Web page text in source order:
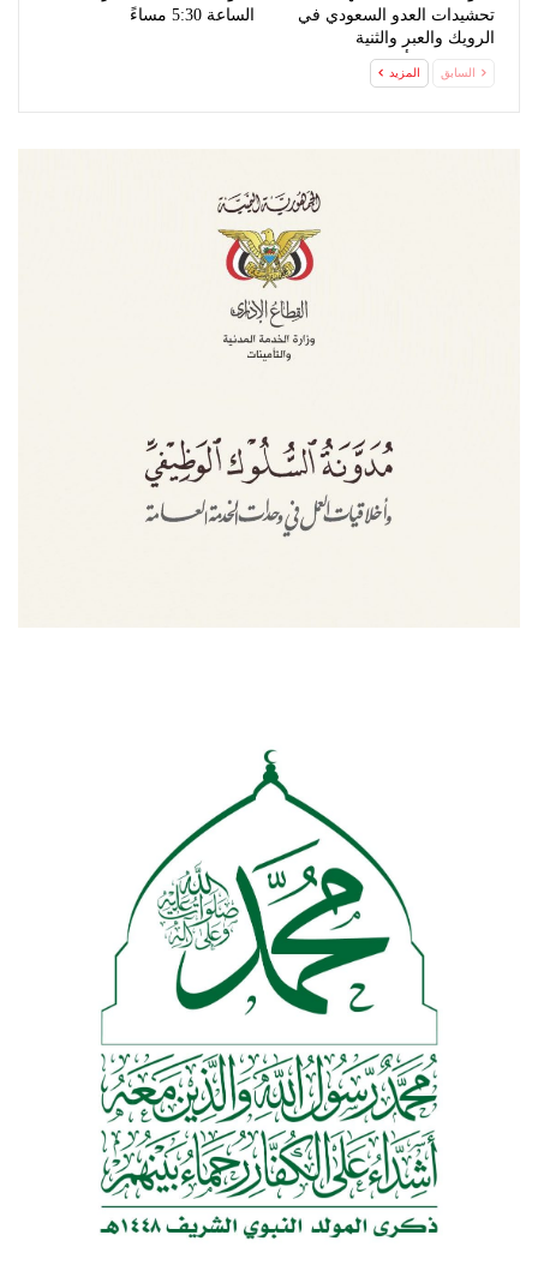
تحشيدات العدو السعودي في
الرويك والعبر والثنية
ومعسكرات أخرى
الساعة 5:30 مساءً
السابق المزيد